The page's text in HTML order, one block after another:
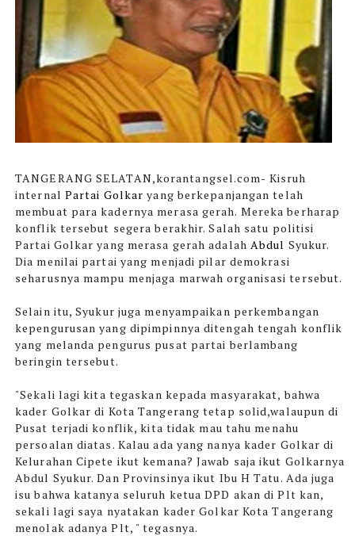
TANGERANG SELATAN,korantangsel.com- Kisruh
internal Partai Golkar yang berkepanjangan telah
membuat para kadernya merasa gerah. Mereka berharap
konflik tersebut segera berakhir. Salah satu politisi
Partai Golkar yang merasa gerah adalah Abdul Syukur.
Dia menilai partai yang menjadi pilar demokrasi
seharusnya mampu menjaga marwah organisasi tersebut.
Selain itu, Syukur juga menyampaikan perkembangan
kepengurusan yang dipimpinnya ditengah tengah konflik
yang melanda pengurus pusat partai berlambang
beringin tersebut.
"Sekali lagi kita tegaskan kepada masyarakat, bahwa
kader Golkar di Kota Tangerang tetap solid,walaupun di
Pusat terjadi konflik, kita tidak mau tahu menahu
persoalan diatas. Kalau ada yang nanya kader Golkar di
Kelurahan Cipete ikut kemana? Jawab saja ikut Golkarnya
Abdul Syukur. Dan Provinsinya ikut Ibu H Tatu. Ada juga
isu bahwa katanya seluruh ketua DPD akan di Plt kan,
sekali lagi saya nyatakan kader Golkar Kota Tangerang
menolak adanya Plt, " tegasnya.